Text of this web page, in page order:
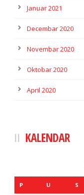
Januar 2021
Decembar 2020
Novembar 2020
Oktobar 2020
April 2020
KALENDAR
P U S